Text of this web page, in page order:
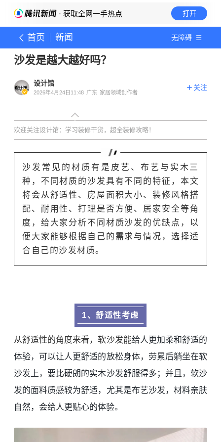
· 获取全网一手热点 打开
首页 新闻 无障碍
沙发是越大越好吗？
设计馆
2026年4月24日11:48 广东 家居领域创作者
关注
欢迎关注设计馆： 学习装修干货， 超全装修攻略！
沙发常见的材质有是皮艺、布艺与实木三
种，不同材质的沙发具有不同的特征，本文
将会从舒适性、房屋面积大小、装修风格搭
配、耐用性、打理是否方便、居家安全等角
度，给大家分析不同材质沙发的优缺点，以
便大家能够根据自己的需求与情况，选择适
合自己的沙发材质。
1、舒适性考虑
从舒适性的角度来看，软沙发能给人更加柔和舒适的
体验，可以让人更舒适的放松身体，劳累后躺坐在软
沙发上，要比硬朗的实木沙发舒服得多；并且，软沙
发的面料质感较为舒适，尤其是布艺沙发，材料亲肤
自然，会给人更贴心的体验。